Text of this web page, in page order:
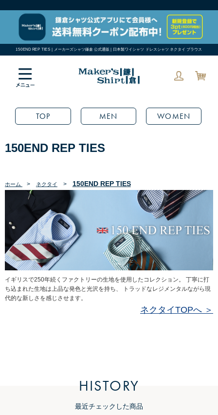
150END REP TIES | メーカーズシャツ鎌倉 公式通販 | 日本製ワイシャツ ドレスシャツ ネクタイ ブラウス
TOP MEN WOMEN
150END REP TIES
ホーム > ネクタイ > 150END REP TIES
イギリスで250年続くファクトリーの生地を使用したコレクション。 丁寧に打
ち込まれた生地は上品な発色と光沢を持ち、 トラッドなレジメンタルながら現
代的な新しさを感じさせます。
ネクタイTOPへ ＞
HISTORY
最近チェックした商品